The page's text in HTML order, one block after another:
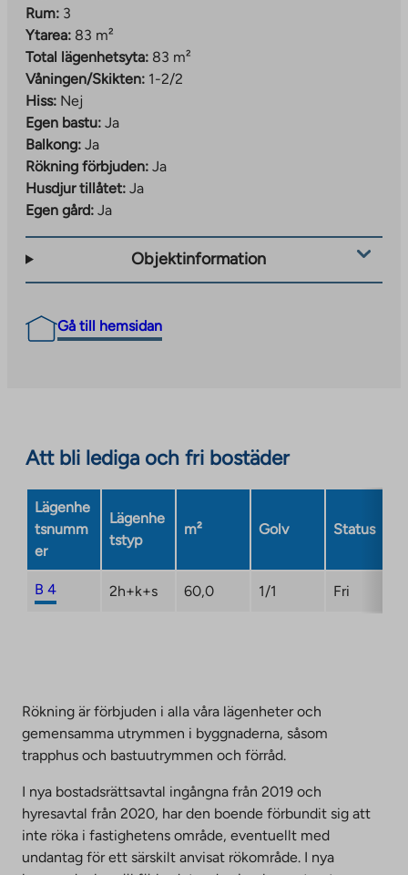
Rum: 3
Ytarea: 83 m²
Total lägenhetsyta: 83 m²
Våningen/Skikten: 1-2/2
Hiss: Nej
Egen bastu: Ja
Balkong: Ja
Rökning förbjuden: Ja
Husdjur tillåtet: Ja
Egen gård: Ja
Objektinformation
Gå till hemsidan
Att bli lediga och fri bostäder
Lägenhe
tsnumm
er
Lägenhe
tstyp
m² Golv Status
B 4 2h+k+s 60,0 1/1 Fri
Rökning är förbjuden i alla våra lägenheter och
gemensamma utrymmen i byggnaderna, såsom
trapphus och bastuutrymmen och förråd.
I nya bostadsrättsavtal ingångna från 2019 och
hyresavtal från 2020, har den boende förbundit sig att
inte röka i fastighetens område, eventuellt med
undantag för ett särskilt anvisat rökområde. I nya